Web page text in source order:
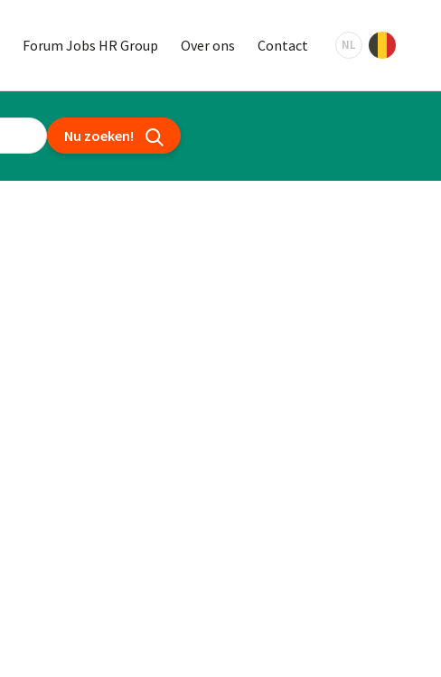
Forum Jobs HR Group Over ons Contact NL
Nu zoeken!